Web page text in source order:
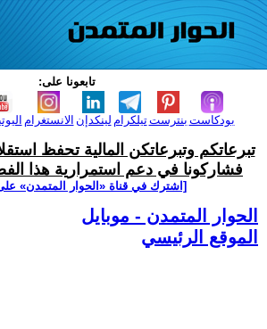
تابعونا على:
الانستغرام لينكدإن تيلكرامبنترست بودكاست
تبرعاتكم وتبرعاتكن المالية تحفظ
فشاركونا في دعم استمرارية هذا
[اشترك في قناة ‫«الحوار المتمدن»
الحوار المتمدن - موبايل
الموقع الرئيسي